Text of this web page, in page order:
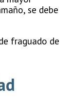
se debe
fraguado de